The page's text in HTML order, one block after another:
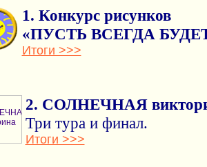
1. Конкурс рисунков
«ПУСТЬ ВСЕГДА
Итоги >>>
2. СОЛНЕЧНАЯ
Три тура и финал.
Итоги >>>